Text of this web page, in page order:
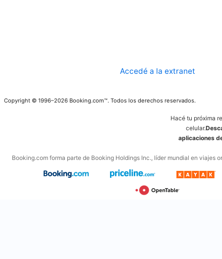
Accedé a la extranet
Copyright © 1996–2026 Booking.com™. Todos los derechos reservados.
Hacé tu próxima
celular.
aplicaciones
Booking.com forma parte de Booking Holdings Inc., líder mundial en viajes